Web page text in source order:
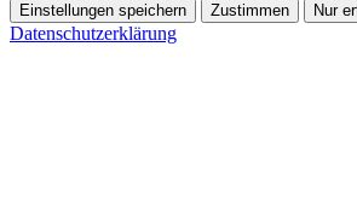
Einstellungen speichern Zustimmen Nur
Datenschutzerklärung